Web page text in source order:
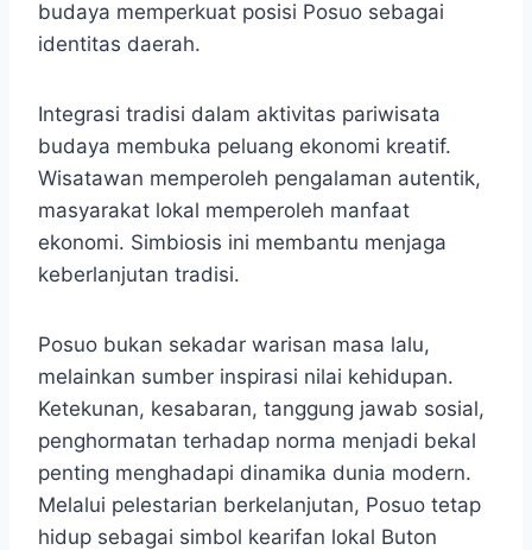
budaya memperkuat posisi Posuo sebagai
identitas daerah.
Integrasi tradisi dalam aktivitas pariwisata
budaya membuka peluang ekonomi kreatif.
Wisatawan memperoleh pengalaman autentik,
masyarakat lokal memperoleh manfaat
ekonomi. Simbiosis ini membantu menjaga
keberlanjutan tradisi.
Posuo bukan sekadar warisan masa lalu,
melainkan sumber inspirasi nilai kehidupan.
Ketekunan, kesabaran, tanggung jawab sosial,
penghormatan terhadap norma menjadi bekal
penting menghadapi dinamika dunia modern.
Melalui pelestarian berkelanjutan, Posuo tetap
hidup sebagai simbol kearifan lokal Buton